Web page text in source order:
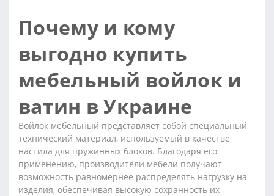
Почему и кому
выгодно купить
мебельный войлок и
ватин в Украине
Войлок мебельный представляет собой специальный
технический материал, используемый в качестве
настила для пружинных блоков. Благодаря его
применению, производители мебели получают
возможность равномернее распределять нагрузку на
изделия, обеспечивая высокую сохранность их